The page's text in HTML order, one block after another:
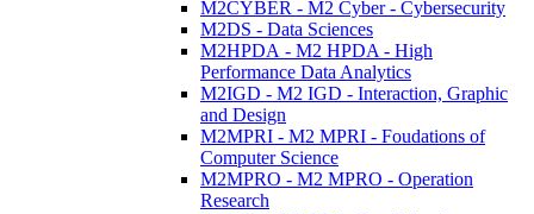
M2CYBER - M2 Cyber - Cybersecurity
M2DS - Data Sciences
M2HPDA - M2 HPDA - High
Performance Data Analytics
M2IGD - M2 IGD - Interaction, Graphic
and Design
M2MPRI - M2 MPRI - Foudations of
Computer Science
M2MPRO - M2 MPRO - Operation
Research